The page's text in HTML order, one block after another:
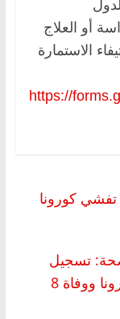
أو العلاج
الاستمارة
https://
كورونا
287 ألفا.. الصحة: تسجيل
203 حالات إيجابية جديدة بفيروس كورونا ووفاة 8